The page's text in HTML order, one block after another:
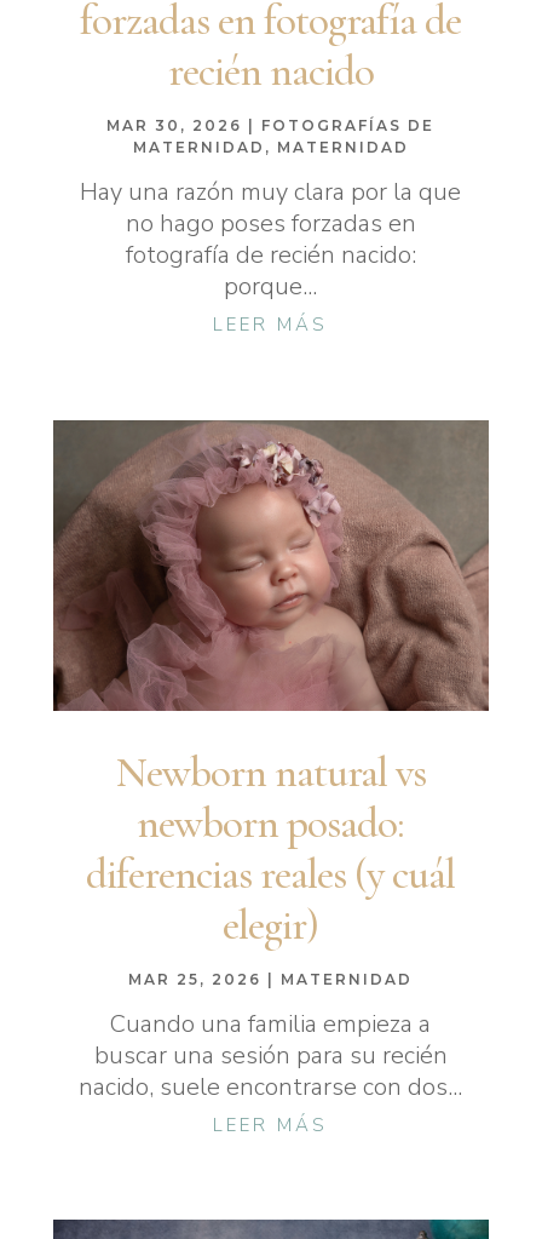
forzadas en fotografía de
recién nacido
MAR 30, 2026
FOTOGRAFÍAS DE
MATERNIDAD , MATERNIDAD
Hay una razón muy clara por la que
no hago poses forzadas en
fotografía de recién nacido:
porque...
LEER MÁS
Newborn natural vs
newborn posado:
diferencias reales (y cuál
elegir)
MAR 25, 2026 MATERNIDAD
Cuando una familia empieza a
buscar una sesión para su recién
nacido, suele encontrarse con dos...
LEER MÁS